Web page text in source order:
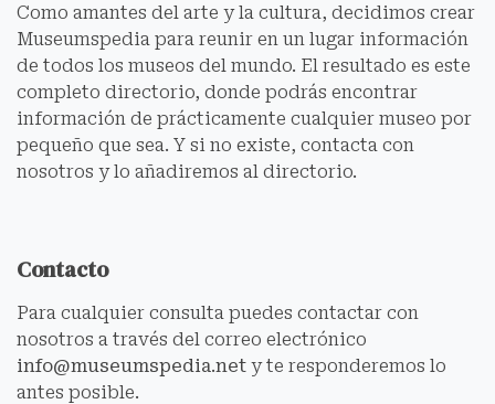
Como amantes del arte y la cultura, decidimos crear
Museumspedia para reunir en un lugar información
de todos los museos del mundo. El resultado es este
completo directorio, donde podrás encontrar
información de prácticamente cualquier museo por
pequeño que sea. Y si no existe, contacta con
nosotros y lo añadiremos al directorio.
Contacto
Para cualquier consulta puedes contactar con
nosotros a través del correo electrónico
info@museumspedia.net y te responderemos lo
antes posible.